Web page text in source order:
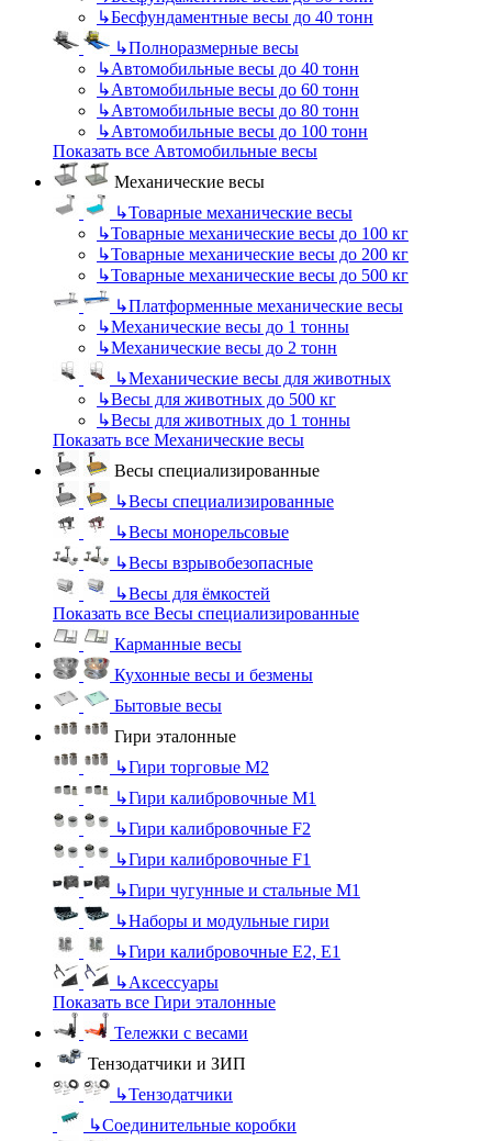
↳Бесфундаментные весы до 40 тонн
↳Полноразмерные весы
↳Автомобильные весы до 40 тонн
↳Автомобильные весы до 60 тонн
↳Автомобильные весы до 80 тонн
↳Автомобильные весы до 100 тонн
Показать все Автомобильные весы
Механические весы
↳Товарные механические весы
↳Товарные механические весы до 100 кг
↳Товарные механические весы до 200 кг
↳Товарные механические весы до 500 кг
↳Платформенные механические весы
↳Механические весы до 1 тонны
↳Механические весы до 2 тонн
↳Механические весы для животных
↳Весы для животных до 500 кг
↳Весы для животных до 1 тонны
Показать все Механические весы
Весы специализированные
↳Весы специализированные
↳Весы монорельсовые
↳Весы взрывобезопасные
↳Весы для ёмкостей
Показать все Весы специализированные
Карманные весы
Кухонные весы и безмены
Бытовые весы
Гири эталонные
↳Гири торговые М2
↳Гири калибровочные М1
↳Гири калибровочные F2
↳Гири калибровочные F1
↳Гири чугунные и стальные М1
↳Наборы и модульные гири
↳Гири калибровочные E2, Е1
↳Аксессуары
Показать все Гири эталонные
Тележки с весами
Тензодатчики и ЗИП
↳Тензодатчики
↳Соединительные коробки